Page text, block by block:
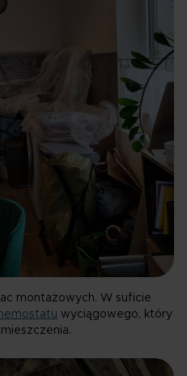
montażowych. W suficie
wyciągowego, który